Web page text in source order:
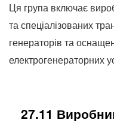
Ця група включає
та спеціалізованих
генераторів та
електрогенераторних
27.11